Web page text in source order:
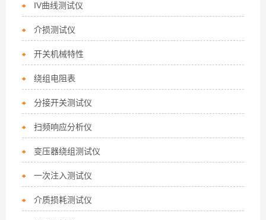
IV曲线测试仪
介损测试仪
开关机械特性
绕组电阻表
分接开关测试仪
扫频响应分析仪
变压器绕组测试仪
一次注入测试仪
介质损耗测试仪